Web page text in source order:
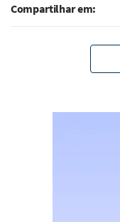
Compartilhar em: